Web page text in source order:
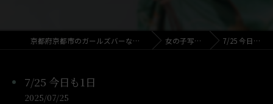
京都府京都市のガールズバーならGirls Bar Co. 女の子写メ日記 7/25 今日も1日
7/25 今日も1日
2025/07/25